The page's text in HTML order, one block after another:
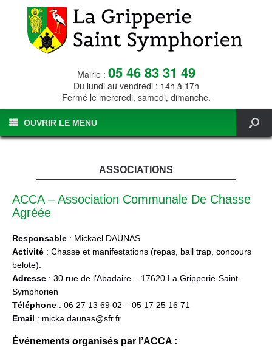
Mairie : 05 46 83 31 49
Du lundi au vendredi : 14h à 17h
Fermé le mercredi, samedi, dimanche.
OUVRIR LE MENU
ASSOCIATIONS
ACCA – Association Communale De Chasse
Agréée
Responsable : Mickaël DAUNAS
Activité : Chasse et manifestations (repas, ball trap, concours
belote).
Adresse : 30 rue de l’Abadaire – 17620 La Gripperie-Saint-
Symphorien
Téléphone : 06 27 13 69 02 – 05 17 25 16 71
Email : micka.daunas@sfr.fr
Événements organisés par l’ACCA :